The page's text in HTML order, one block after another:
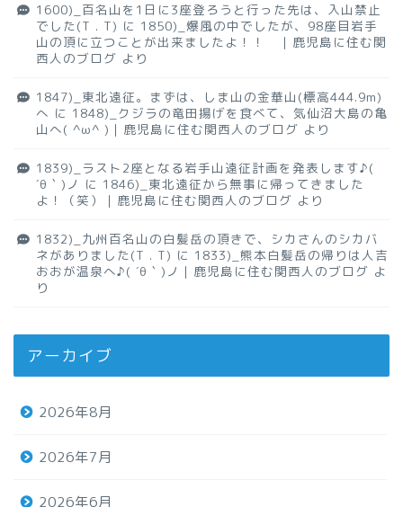
1600)_百名山を1日に3座登ろうと行った先は、入山禁止
でした(T . T) に 1850)_爆風の中でしたが、98座目岩手
山の頂に立つことが出来ましたよ！！ ｜鹿児島に住む関
西人のブログ より
1847)_東北遠征。まずは、しま山の金華山(標高444.9m)
へ に 1848)_クジラの竜田揚げを食べて、気仙沼大島の亀
山へ( ^ω^ )｜鹿児島に住む関西人のブログ より
1839)_ラスト2座となる岩手山遠征計画を発表します♪(
´θ｀)ノ に 1846)_東北遠征から無事に帰ってきました
よ！（笑）｜鹿児島に住む関西人のブログ より
1832)_九州百名山の白髪岳の頂きで、シカさんのシカバ
ネがありました(T . T) に 1833)_熊本白髪岳の帰りは人吉
おおが温泉へ♪( ´θ｀)ノ｜鹿児島に住む関西人のブログ よ
り
アーカイブ
2026年8月
2026年7月
2026年6月